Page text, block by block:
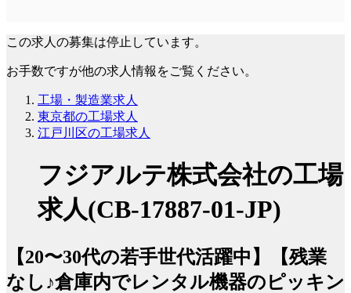
この求人の募集は停止しています。
お手数ですが他の求人情報をご覧ください。
工場・製造業求人
東京都の工場求人
江戸川区の工場求人
フジアルテ株式会社の工場
求人(CB-17887-01-JP)
【20〜30代の若手世代活躍中】【残業
なし♪倉庫内でレンタル機器のピッキン